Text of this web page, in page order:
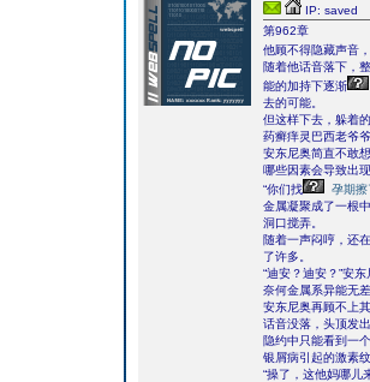
IP: saved
第962章
他顾不得隐藏声音
随着他话音落下，
能的加持下逐渐
去的可能。
但这样下去，躲着
药癣痒灵巴西老爷
安东尼奥简直不敢
哪些因素会导致出
“你们找
孕期擦
金属凝聚成了一根
洞口搅弄。
随着一声闷哼，还
了许多。
“迪安？迪安？”安
奈何金属系异能无
安东尼奥再顾不上
话音没落，头顶发
隐约中只能看到一
银屑病引起的激素
“操了，这他妈哪